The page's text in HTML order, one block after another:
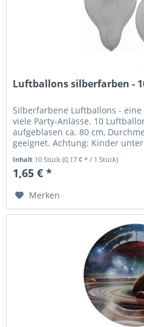
Luftballons silberfarben -
Silberfarbene Luftballons -
viele Party-Anlässe. 10
aufgeblasen ca. 80 cm,
geeignet. Achtung: Kinder
Inhalt 10 Stück(0,17 € * / 1 Stück)
1,65 € *
Merken